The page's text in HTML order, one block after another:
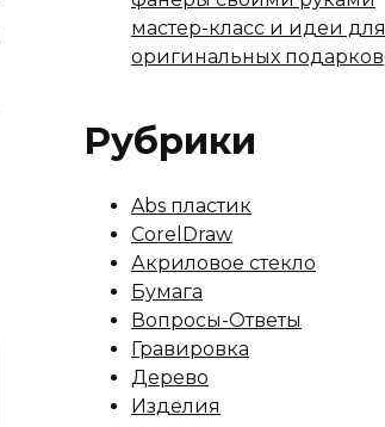
мастер-класс и идеи для
оригинальных подарков
Рубрики
Abs пластик
CorelDraw
Акриловое стекло
Бумага
Вопросы-Ответы
Гравировка
Дерево
Изделия